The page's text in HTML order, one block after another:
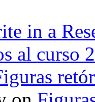
in a
al curso